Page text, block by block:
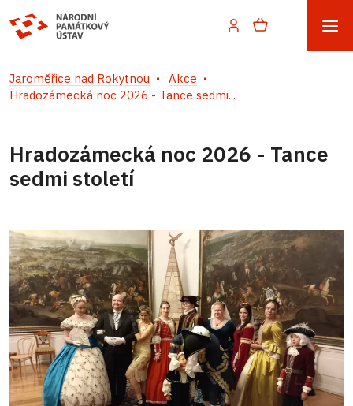
Jaroměřice nad Rokytnou
Akce
Hradozámecká noc 2026 - Tance sedmi...
Hradozámecká noc 2026 - Tance
sedmi století